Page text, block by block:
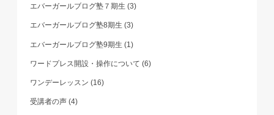
エバーガールブログ塾７期生(3)
エバーガールブログ塾8期生(3)
エバーガールブログ塾9期生(1)
ワードプレス開設・操作について(6)
ワンデーレッスン(16)
受講者の声(4)